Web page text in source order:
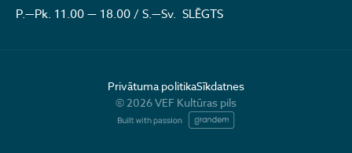
P.—Pk. 11.00 — 18.00 / S.—Sv. SLĒGTS
Privātuma politikaSīkdatnes
© 2026 VEF Kultūras pils